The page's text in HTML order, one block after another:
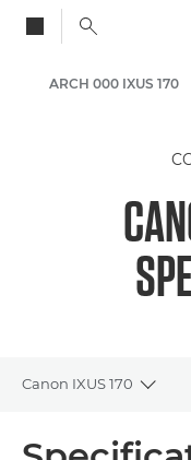
ARCH 000 IXUS 170
Canon IXUS 170